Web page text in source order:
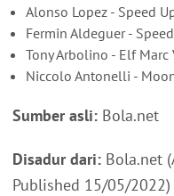
Alonso Lopez - Speed
Fermin Aldeguer -
Tony Arbolino - Elf Marc
Niccolo Antonelli -
Sumber asli: Bola.net
Disadur dari: Bola.net
Published 15/05/2022)